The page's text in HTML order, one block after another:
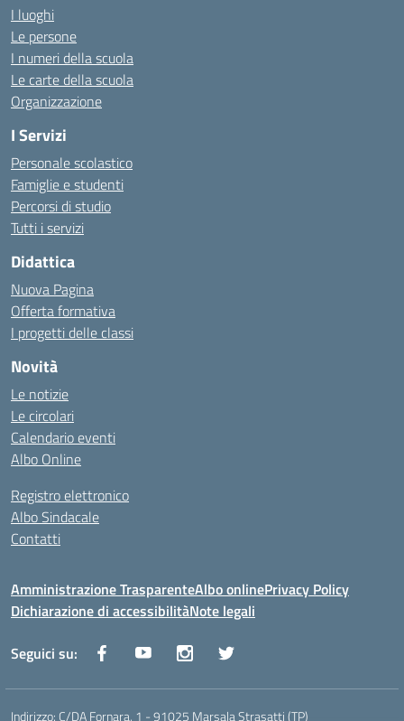
I luoghi
Le persone
I numeri della scuola
Le carte della scuola
Organizzazione
I Servizi
Personale scolastico
Famiglie e studenti
Percorsi di studio
Tutti i servizi
Didattica
Nuova Pagina
Offerta formativa
I progetti delle classi
Novità
Le notizie
Le circolari
Calendario eventi
Albo Online
Registro elettronico
Albo Sindacale
Contatti
Amministrazione TrasparenteAlbo onlinePrivacy Policy
Dichiarazione di accessibilitàNote legali
Seguici su:
Indirizzo: C/DA Fornara, 1 - 91025 Marsala Strasatti (TP)